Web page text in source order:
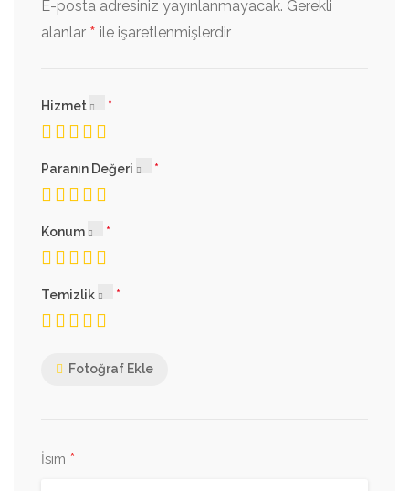
E-posta adresiniz yayınlanmayacak. Gerekli
alanlar * ile işaretlenmişlerdir
Hizmet
Paranın Değeri
Konum
Temizlik
Fotoğraf Ekle
İsim *